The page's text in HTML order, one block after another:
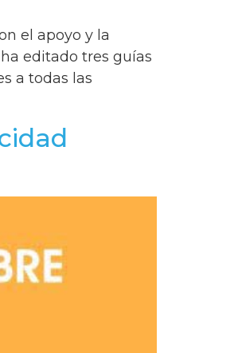
el apoyo y la
editado tres guías
a todas las